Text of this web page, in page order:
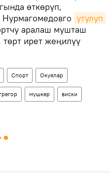
өткөрүп,
утулуп
аралаш мушташ
ирет жеңилүү
Спорт Окуялар
мушкер виски